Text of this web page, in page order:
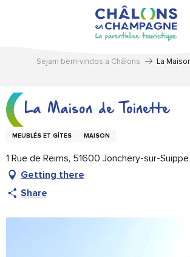
Sejam bem-vindos a Châlons La
La Maison de Toinette
MEUBLÉS ET GÎTES MAISON
1 Rue de Reims, 51600 Jonchery-sur-Suippe
Getting there
Share